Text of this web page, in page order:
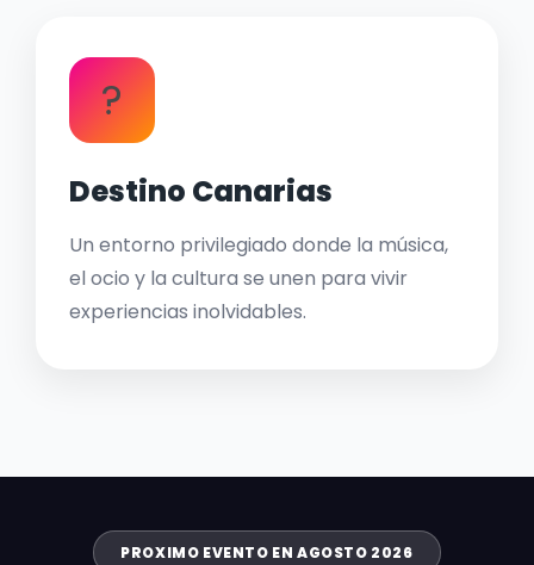
?
Destino Canarias
Un entorno privilegiado donde la música,
el ocio y la cultura se unen para vivir
experiencias inolvidables.
PROXIMO EVENTO EN AGOSTO 2026